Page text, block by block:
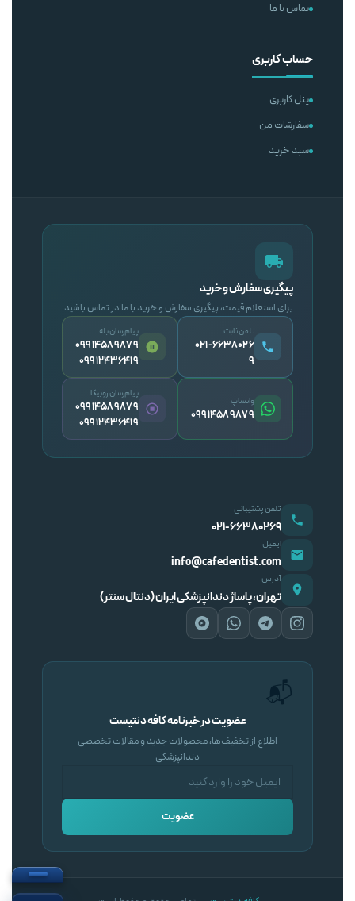
تماس با ما
حساب کاربری
پنل کاربری
سفارشات من
سبد خرید
پیگیری سفارش و خرید
برای استعلام قیمت، پیگیری سفارش و خرید با ما در تماس باشید
تلفن ثابت
۰۲۱-۶۶۳۸۰۲۶
۹
پیام‌رسان بله
09914589879
09912436419
واتساپ
09914589879
پیام‌رسان روبیکا
09914589879
09912436419
تلفن پشتیبانی
۰۲۱-۶۶۳۸۰۲۶۹
ایمیل
info@cafedentist.com
آدرس
تهران، پاساژ دندانپزشکی ایران (دنتال سنتر)
📬
عضویت در خبرنامه کافه دنتیست
اطلاع از تخفیف‌ها، محصولات جدید و مقالات تخصصی
دندانپزشکی
عضویت